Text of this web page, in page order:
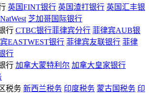
英国FINT银行 英国渣打银行 英国汇丰银
芝加哥国际银行
行 CTBC银行菲律宾分行 菲律宾AUB银
EASTWEST银行 菲律宾友联银行 菲律
行
行 加拿大蒙特利尔 加拿大皇家银行
税务 新西兰税务 印度税务 蒙古国税务 印